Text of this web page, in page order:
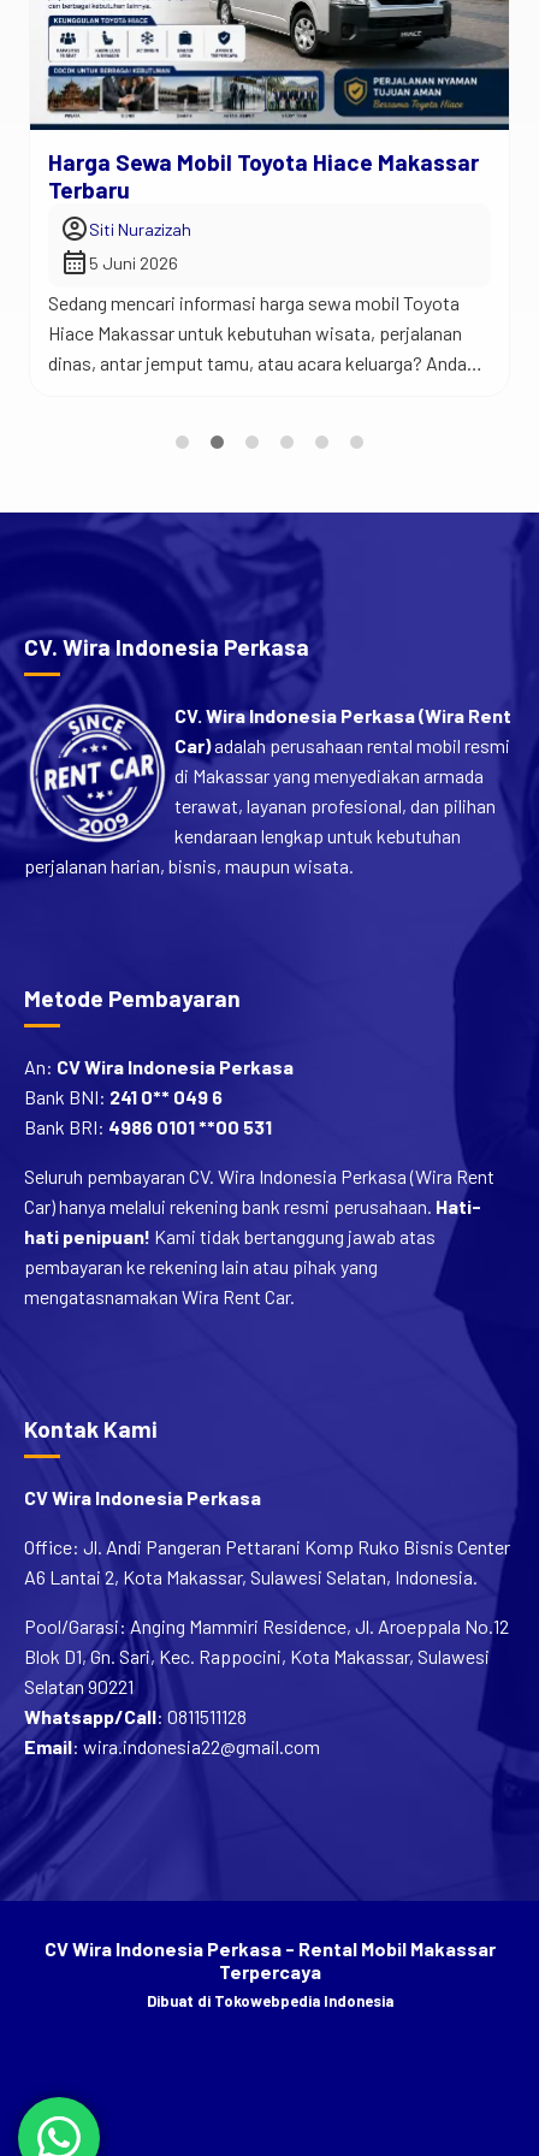
Harga Sewa Mobil Toyota Hiace Makassar
Terbaru
account_circleSiti Nurazizah
calendar_month 5 Juni 2026
Sedang mencari informasi harga sewa mobil Toyota
Hiace Makassar untuk kebutuhan wisata, perjalanan
dinas, antar jemput tamu, atau acara keluarga? Anda
perjalanan rombongan karena menawarkan kabin yang
kenyamanan yang sulit ditandingi mobil keluarga biasa.
CV. Wira Indonesia Perkasa
CV. Wira Indonesia Perkasa (Wira Rent
Car)adalah perusahaan rental mobil resmi
di Makassar yang menyediakan armada
terawat, layanan profesional, dan pilihan
kendaraan lengkap untuk kebutuhan
perjalanan harian, bisnis, maupun wisata.
Metode Pembayaran
An: CV Wira Indonesia Perkasa
Bank BNI: 241 0** 049 6
Bank BRI: 4986 0101 **00 531
Seluruh pembayaran CV. Wira Indonesia Perkasa (Wira Rent
Car) hanya melalui rekening bank resmi perusahaan. Hati-
hati penipuan! Kami tidak bertanggung jawab atas
pembayaran ke rekening lain atau pihak yang
mengatasnamakan Wira Rent Car.
Kontak Kami
CV Wira Indonesia Perkasa
Office: Jl. Andi Pangeran Pettarani Komp Ruko Bisnis Center
A6 Lantai 2, Kota Makassar, Sulawesi Selatan, Indonesia.
Pool/Garasi: Anging Mammiri Residence, Jl. Aroeppala No.12
Blok D1, Gn. Sari, Kec. Rappocini, Kota Makassar, Sulawesi
Selatan 90221
Whatsapp/Call: 0811511128
Email: wira.indonesia22@gmail.com
CV Wira Indonesia Perkasa - Rental Mobil Makassar
Terpercaya
Dibuat di Tokowebpedia Indonesia